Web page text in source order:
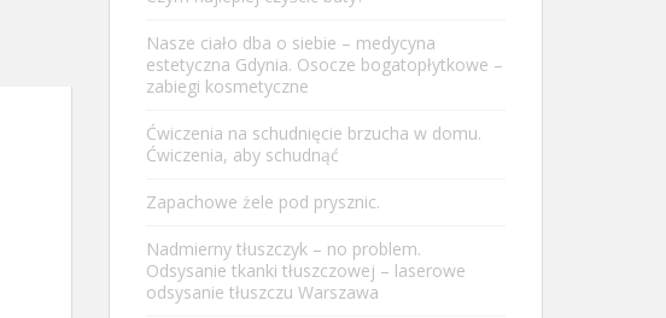
Nasze ciało dba o siebie – medycyna
estetyczna Gdynia. Osocze bogatopłytkowe –
zabiegi kosmetyczne
Ćwiczenia na schudnięcie brzucha w domu.
Ćwiczenia, aby schudnąć
Zapachowe żele pod prysznic.
Nadmierny tłuszczyk – no problem.
Odsysanie tkanki tłuszczowej – laserowe
odsysanie tłuszczu Warszawa